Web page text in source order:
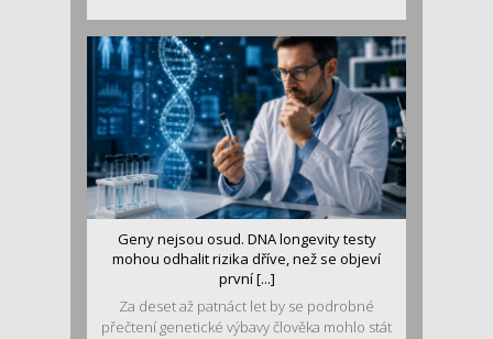
Geny nejsou osud. DNA longevity testy
mohou odhalit rizika dříve, než se objeví
první [...]
Za deset až patnáct let by se podrobné
přečtení genetické výbavy člověka mohlo stát